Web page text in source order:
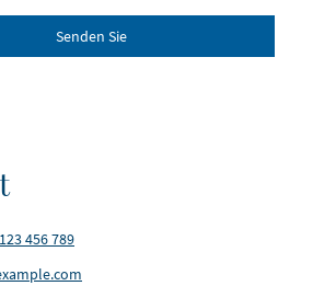
Senden Sie
456 789